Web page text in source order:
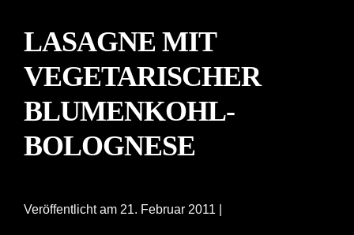
LASAGNE MIT
VEGETARISCHER
BLUMENKOHL-
BOLOGNESE
Veröffentlicht am 21. Februar 2011 |